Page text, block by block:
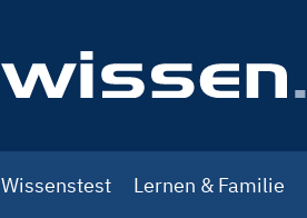
navigation
Wissenstest Lernen & Familie